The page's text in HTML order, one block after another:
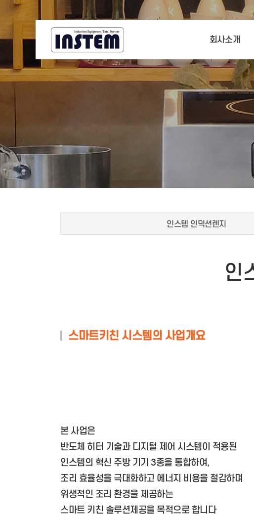
회사소개
CEO 인사말
회사연혁
조직도
기업개요
찾아오시는 길
인스템 인덕션렌지
인
스마트키친 시스템의 사업개요
본 사업은
반도체 히터 기술과 디지털 제어 시스템이 적용된
인스템의 혁신 주방 기기 3종을 통합하여,
조리 효율성을 극대화하고 에너지 비용을 절감하며
위생적인 조리 환경을 제공하는
스마트 키친 솔루션제공을 목적으로 합니다